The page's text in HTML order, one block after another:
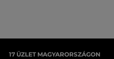
17 ÜZLET MAGYARORSZÁGON